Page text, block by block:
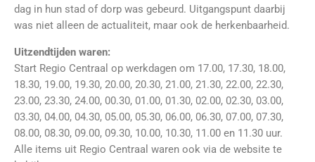
dag in hun stad of dorp was gebeurd. Uitgangspunt daarbij
was niet alleen de actualiteit, maar ook de herkenbaarheid.
Uitzendtijden waren:
Start Regio Centraal op werkdagen om 17.00, 17.30, 18.00,
18.30, 19.00, 19.30, 20.00, 20.30, 21.00, 21.30, 22.00, 22.30,
23.00, 23.30, 24.00, 00.30, 01.00, 01.30, 02.00, 02.30, 03.00,
03.30, 04.00, 04.30, 05.00, 05.30, 06.00, 06.30, 07.00, 07.30,
08.00, 08.30, 09.00, 09.30, 10.00, 10.30, 11.00 en 11.30 uur.
Alle items uit Regio Centraal waren ook via de website te